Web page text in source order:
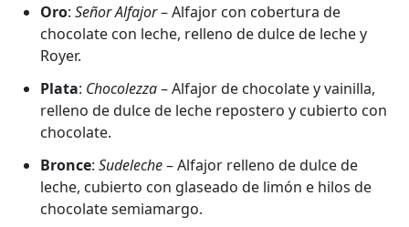
Oro: Señor Alfajor– Alfajor con cobertura de
chocolate con leche, relleno de dulce de leche y
Royer.
Plata: Chocolezza– Alfajor de chocolate y vainilla,
relleno de dulce de leche repostero y cubierto con
chocolate.
Bronce: Sudeleche– Alfajor relleno de dulce de
leche, cubierto con glaseado de limón e hilos de
chocolate semiamargo.